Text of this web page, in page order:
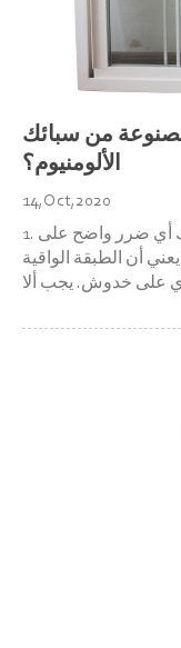
من سبائك
الألومنيوم؟
14,Oct,2020
1. إلقاء نظرة على الإنتاج يجب ألا يكون هناك أي ضرر واضح على
لـ الأبواب والنوافذ مما يعني أن الطبقة الواقية
على خدوش. يجب ألا